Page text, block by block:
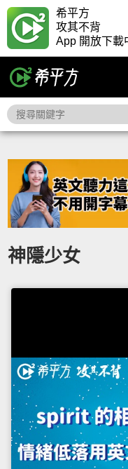
希平方
攻其不背
App 開放下載
神隱少女